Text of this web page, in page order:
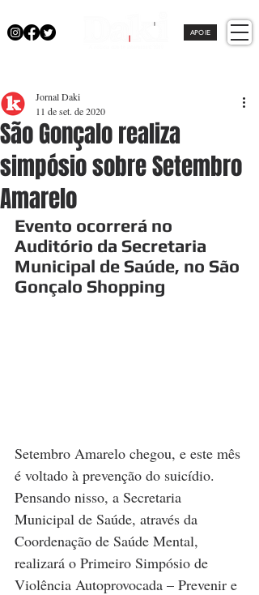
APOIE
São Gonçalo realiza
simpósio sobre Setembro
Amarelo
Jornal Daki
11 de set. de 2020
Evento ocorrerá no
Auditório da Secretaria
Municipal de Saúde, no São
Gonçalo Shopping
Setembro Amarelo chegou, e este mês
é voltado à prevenção do suicídio.
Pensando nisso, a Secretaria
Municipal de Saúde, através da
Coordenação de Saúde Mental,
realizará o Primeiro Simpósio de
Violência Autoprovocada – Prevenir e